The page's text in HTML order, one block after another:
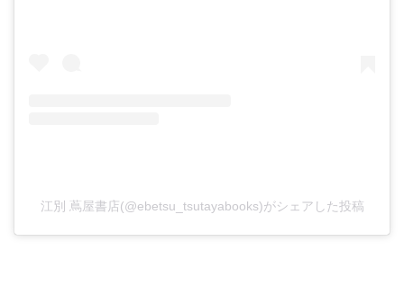
江別 蔦屋書店(@ebetsu_tsutayabooks)がシェアした投稿